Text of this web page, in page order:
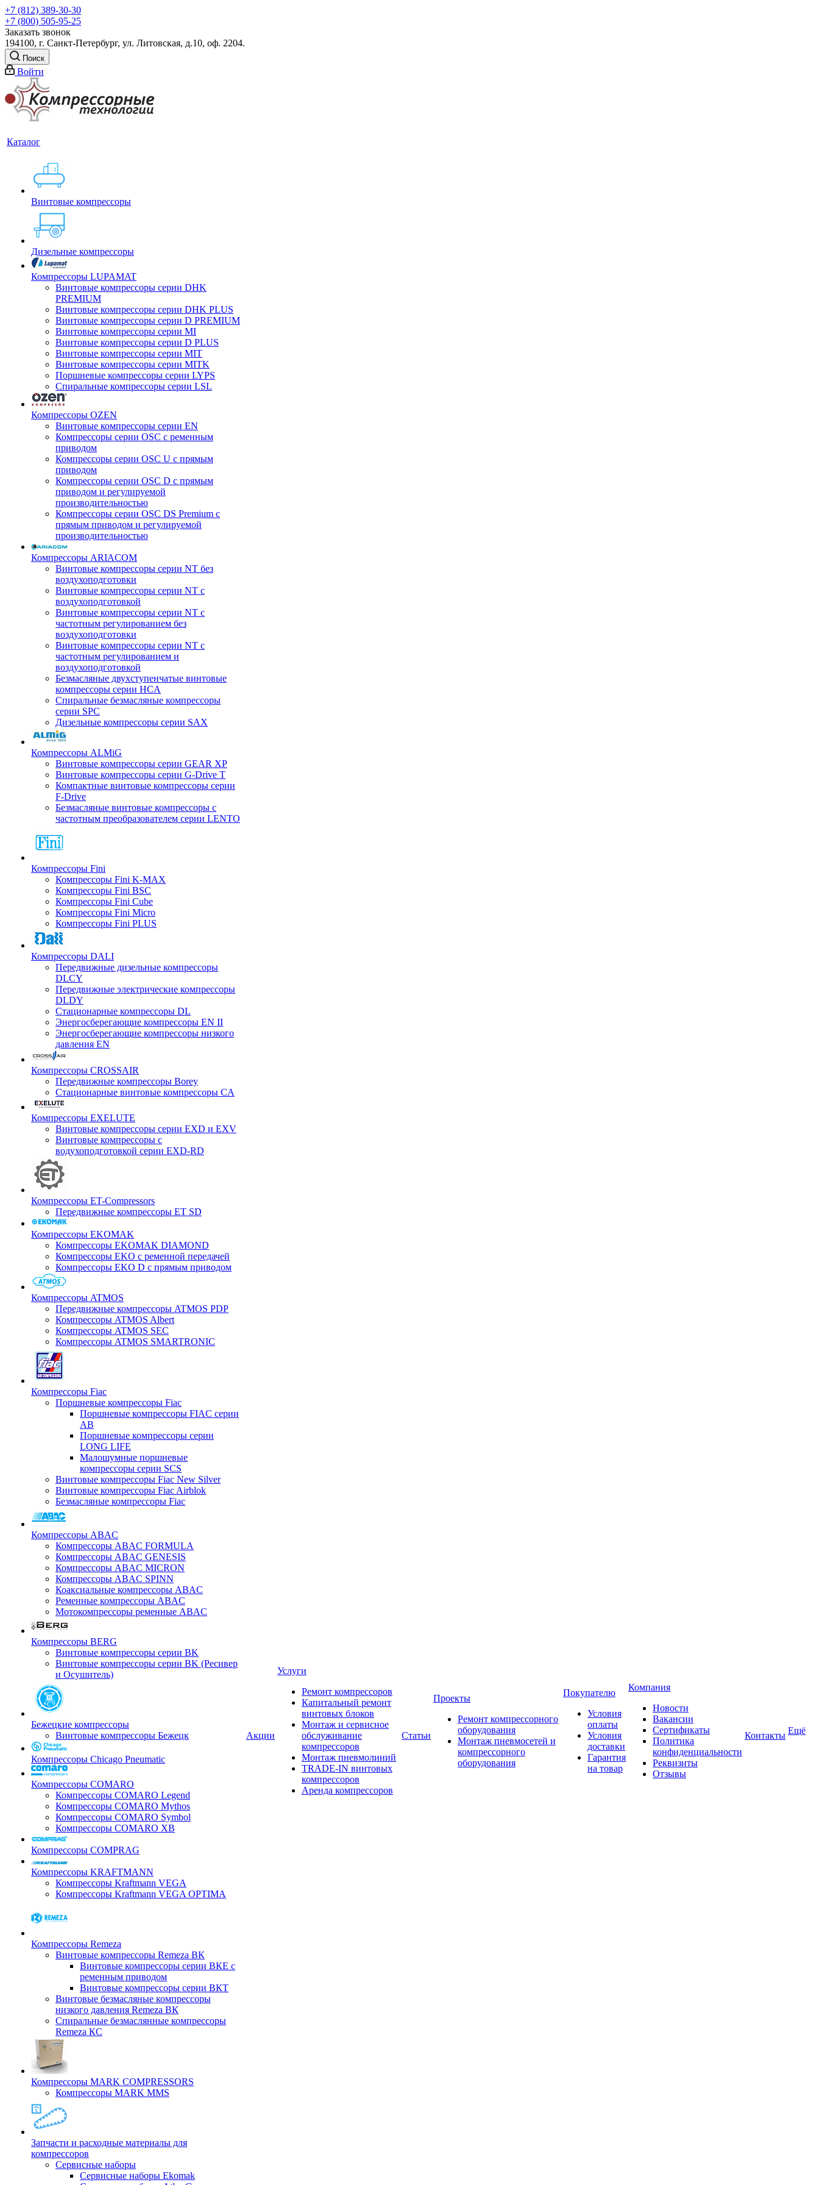
+7 (812) 389-30-30
+7 (800) 505-95-25
Заказать звонок
194100, г. Санкт-Петербург, ул. Литовская, д.10, оф. 2204.
Поиск
Войти
Каталог
Винтовые компрессоры
Дизельные компрессоры
Компрессоры LUPAMAT
Винтовые компрессоры серии DHK
PREMIUM
Винтовые компрессоры серии DHK PLUS
Винтовые компрессоры серии D PREMIUM
Винтовые компрессоры серии MI
Винтовые компрессоры серии D PLUS
Винтовые компрессоры серии MIT
Винтовые компрессоры серии MITK
Поршневые компрессоры серии LYPS
Спиральные компрессоры серии LSL
Компрессоры OZEN
Винтовые компрессоры серии EN
Компрессоры серии OSC с ременным
приводом
Компрессоры серии OSC U с прямым
приводом
Компрессоры серии OSC D с прямым
приводом и регулируемой
производительностью
Компрессоры серии OSC DS Premium с
прямым приводом и регулируемой
производительностью
Компрессоры ARIACOM
Винтовые компрессоры серии NT без
воздухоподготовки
Винтовые компрессоры серии NT c
воздухоподготовкой
Винтовые компрессоры серии NT с
частотным регулированием без
воздухоподготовки
Винтовые компрессоры серии NT с
частотным регулированием и
воздухоподготовкой
Безмасляные двухступенчатые винтовые
компрессоры серии HCA
Спиральные безмасляные компрессоры
серии SPC
Дизельные компрессоры серии SAX
Компрессоры ALMiG
Винтовые компрессоры серии GEAR XP
Винтовые компрессоры серии G-Drive T
Компактные винтовые компрессоры серии
F-Drive
Безмасляные винтовые компрессоры с
частотным преобразователем серии LENTO
Компрессоры Fini
Компрессоры Fini K-MAX
Компрессоры Fini BSC
Компрессоры Fini Cube
Компрессоры Fini Micro
Компрессоры Fini PLUS
Компрессоры DALI
Передвижные дизельные компрессоры
DLCY
Передвижные электрические компрессоры
DLDY
Стационарные компрессоры DL
Энергосберегающие компрессоры EN II
Энергосберегающие компрессоры низкого
давления EN
Компрессоры CROSSAIR
Передвижные компрессоры Borey
Стационарные винтовые компрессоры CA
Компрессоры EXELUTE
Винтовые компрессоры серии EXD и EXV
Винтовые компрессоры с
водухоподготовкой серии EXD-RD
Компрессоры ET-Compressors
Передвижные компрессоры ET SD
Компрессоры EKOMAK
Компрессоры EKOMAK DIAMOND
Компрессоры EKO c ременной передачей
Компрессоры EKO D с прямым приводом
Компрессоры ATMOS
Передвижные компрессоры ATMOS PDP
Компрессоры ATMOS Albert
Компрессоры ATMOS SEC
Компрессоры ATMOS SMARTRONIC
Компрессоры Fiac
Поршневые компрессоры Fiac
Поршневые компрессоры FIAC серии
AB
Поршневые компрессоры серии
LONG LIFE
Малошумные поршневые
компрессоры серии SCS
Винтовые компрессоры Fiac New Silver
Винтовые компрессоры Fiac Airblok
Безмасляные компрессоры Fiac
Компрессоры ABAC
Компрессоры ABAC FORMULA
Компрессоры ABAC GENESIS
Компрессоры ABAC MICRON
Компрессоры ABAC SPINN
Коаксиальные компрессоры ABAC
Ременные компрессоры ABAC
Мотокомпрессоры ременные ABAC
Компрессоры BERG
Винтовые компрессоры серии BK
Винтовые компрессоры серии BK (Ресивер
и Осушитель)
Бежецкие компрессоры
Винтовые компрессоры Бежецк
Компрессоры Chicago Pneumatic
Компрессоры COMARO
Компрессоры COMARO Legend
Компрессоры COMARO Mythos
Компрессоры COMARO Symbol
Компрессоры COMARO XB
Компрессоры COMPRAG
Компрессоры KRAFTMANN
Компрессоры Kraftmann VEGA
Компрессоры Kraftmann VEGA OPTIMA
Компрессоры Remeza
Винтовые компрессоры Remeza ВК
Винтовые компрессоры серии ВКЕ с
ременным приводом
Винтовые компрессоры серии ВКТ
Винтовые безмасляные компрессоры
низкого давления Remeza ВК
Спиральные безмаслянные компрессоры
Remeza КС
Компрессоры MARK COMPRESSORS
Компрессоры MARK MMS
Запчасти и расходные материалы для
компрессоров
Cервисные наборы
Сервисные наборы Ekomak
Акции
Услуги
Ремонт компрессоров
Капитальный ремонт
винтовых блоков
Монтаж и сервисное
обслуживание
компрессоров
Монтаж пневмолиний
TRADE-IN винтовых
компрессоров
Аренда компрессоров
Статьи
Проекты
Ремонт компрессорного
оборудования
Монтаж пневмосетей и
компрессорного
оборудования
Покупателю
Условия
оплаты
Условия
доставки
Гарантия
на товар
Компания
Новости
Вакансии
Сертификаты
Политика
конфиденциальности
Реквизиты
Отзывы
Контакты Ещё